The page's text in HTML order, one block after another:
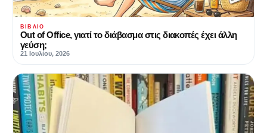
ΒΙΒΛΊΟ
Out of Office, γιατί το διάβασμα στις διακοπές έχει άλλη
γεύση;
21 Ιουλίου, 2026